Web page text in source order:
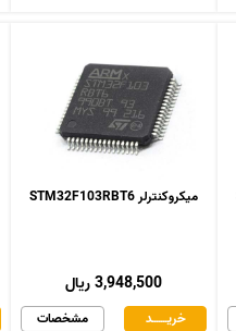
میکروکنترلر STM32F103RBT6
3,948,500 ریال
مشخصات خریـــــــد